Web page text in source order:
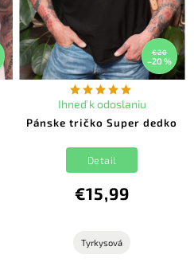
€20
–20 %
Pánske tričko Super dedko
Ihneď k odoslaniu
€15,99
Detail
Tyrkysová